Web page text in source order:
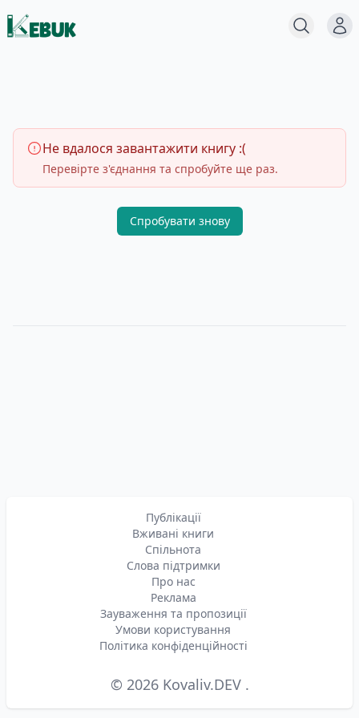
Пошук
Не вдалося завантажити книгу :(
Перевірте з'єднання та спробуйте ще раз.
Спробувати знову
Публікації
Вживані книги
Спільнота
Слова підтримки
Про нас
Реклама
Зауваження та пропозиції
Умови користування
Політика конфіденційності
© 2026 Kovaliv.DEV.